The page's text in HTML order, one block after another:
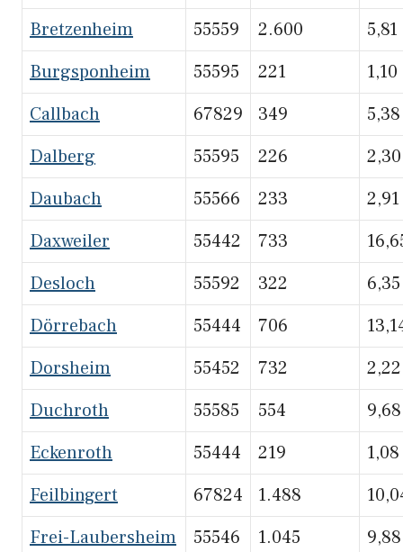
Bretzenheim
55559 2.600
5,81
Burgsponheim
55595 221
1,10
Callbach
67829 349
5,38
Dalberg
55595 226
2,30
Daubach
55566 233
2,91
Daxweiler
55442 733
Desloch
55592 322
6,35
Dörrebach
55444 706
Dorsheim
55452 732
2,22
Duchroth
55585 554
9,68
Eckenroth
55444 219
1,08
Feilbingert
67824 1.488
Frei-Laubersheim
55546 1.045
9,88